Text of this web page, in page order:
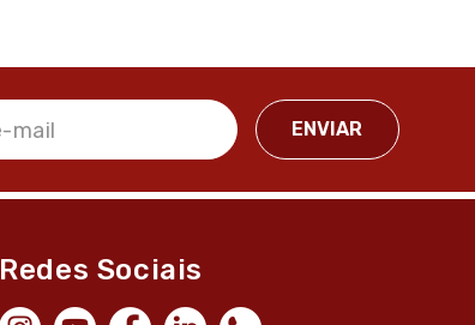
Redes Sociais